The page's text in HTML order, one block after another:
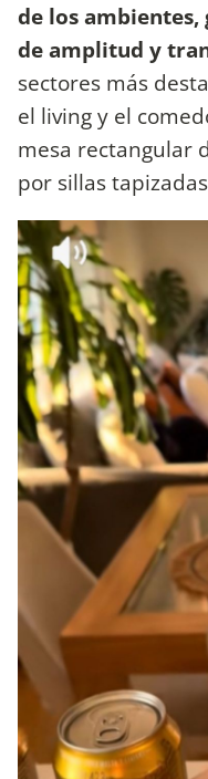
de los ambientes,
de amplitud y
sectores más
el living y el
mesa rectangular
por sillas